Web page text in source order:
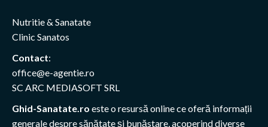
Nutritie & Sanatate
Clinic Sanatos
Contact:
office@e-agentie.ro
SC ARC MEDIASOFT SRL
Ghid-Sanatate.ro este o resursă online ce oferă informații
generale despre sănătate și bunăstare, acoperind diverse